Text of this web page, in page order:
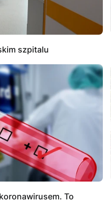
szpitalu
To